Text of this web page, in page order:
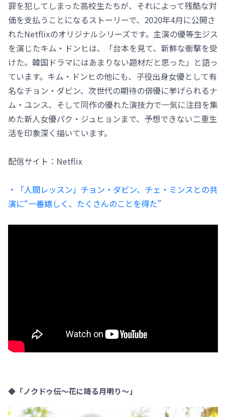
罪を犯してしまった高校生たちが、それによって残酷な対
価を支払うことになるストーリーで、2020年4月に公開さ
れたNetflixのオリジナルシリーズです。主演の優等生ジス
を演じたキム・ドンヒは、「台本を見て、新鮮な衝撃を受
けた。韓国ドラマにはあまりない題材だと思った」と語っ
ています。キム・ドンヒの他にも、子役出身女優として有
名なチョン・ダビン、次世代の期待の俳優に挙げられるナ
ム・ユンス、そして同作の優れた演技力で一気に注目を集
めた新人女優パク・ジュヒョンまで、予想できない二重生
活を印象深く描いています。
配信サイト：Netflix
・「人間レッスン」チョン・ダビン、チェ・ミンスとの共
演に“一番嬉しく、たくさんのことを得た”
◆「ノクドゥ伝～花に降る月明り～」